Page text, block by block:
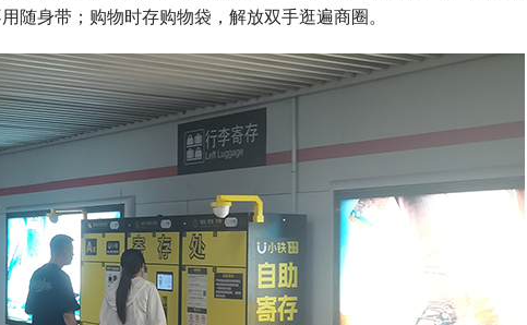
随身带；购物时存购物袋，解放双手逛遍商圈。